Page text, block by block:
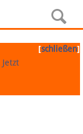
[schließen]
Jetzt